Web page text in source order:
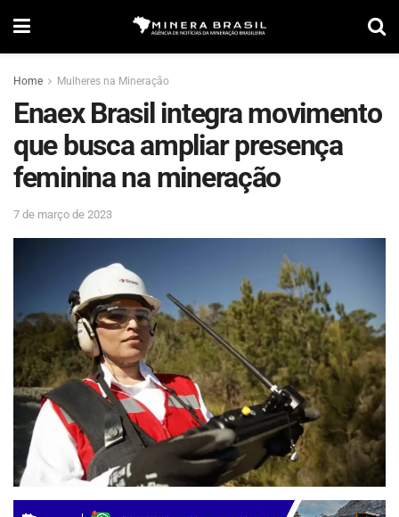
Home Mulheres na Mineração
Enaex Brasil integra movimento
que busca ampliar presença
feminina na mineração
7 de março de 2023